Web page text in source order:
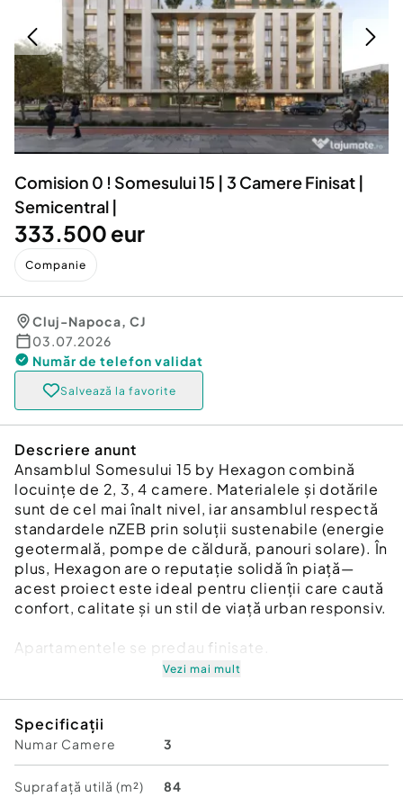
Servicii
Animale de companie
Afaceri și echipamente profesionale
Inchiriere Bunuri si Vehicule
Utilaje agricole si industriale
Piese auto si accesorii
Dacia Duster
Comision 0 ! Somesului 15 | 3 Camere Finisat |
Semicentral |
333.500 eur
Companie
Cluj-Napoca, CJ
03.07.2026
Număr de telefon validat
Salvează la favorite
Descriere anunt
Ansamblul Somesului 15 by Hexagon combină
locuințe de 2, 3, 4 camere. Materialele și dotările
sunt de cel mai înalt nivel, iar ansamblul respectă
standardele nZEB prin soluții sustenabile (energie
geotermală, pompe de căldură, panouri solare). În
plus, Hexagon are o reputație solidă în piață—
acest proiect este ideal pentru clienții care caută
confort, calitate și un stil de viață urban responsiv.
Apartamentele se predau finisate.
energetică, prin fațadă ventilată cu tehnologie
Hytect ce purifică aerul, termoizolație sănătoasă
din vată bazaltică de 200 mm și tâmplării placate
cu aluminiu, dotate cu sticlă tripan și jaluzele
Vezi mai mult
Specificații
Numar Camere 3
Suprafață utilă (m²) 84